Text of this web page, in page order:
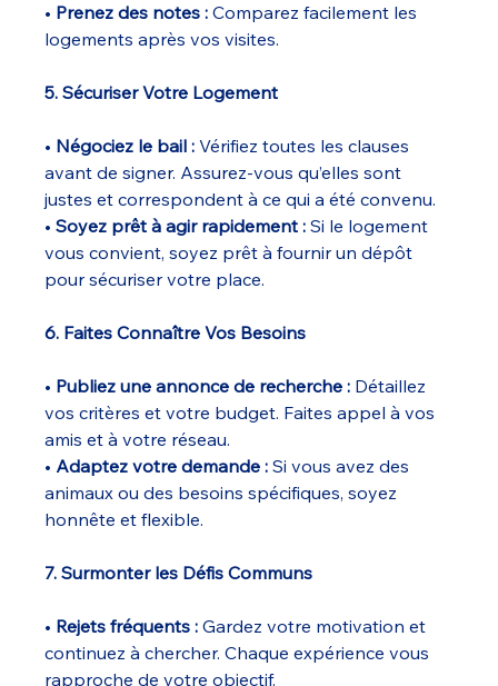
• Prenez des notes : Comparez facilement les
logements après vos visites.
5. Sécuriser Votre Logement
• Négociez le bail : Vérifiez toutes les clauses
avant de signer. Assurez-vous qu’elles sont
justes et correspondent à ce qui a été convenu.
• Soyez prêt à agir rapidement : Si le logement
vous convient, soyez prêt à fournir un dépôt
pour sécuriser votre place.
6. Faites Connaître Vos Besoins
• Publiez une annonce de recherche : Détaillez
vos critères et votre budget. Faites appel à vos
amis et à votre réseau.
• Adaptez votre demande : Si vous avez des
animaux ou des besoins spécifiques, soyez
honnête et flexible.
7. Surmonter les Défis Communs
• Rejets fréquents : Gardez votre motivation et
continuez à chercher. Chaque expérience vous
rapproche de votre objectif.